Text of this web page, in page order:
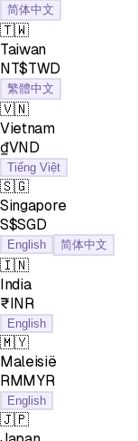
简体中文
🇹🇼
Taiwan
NT$TWD
繁體中文
🇻🇳
Vietnam
₫VND
Tiếng Việt
🇸🇬
Singapore
S$SGD
English 简体中文
🇮🇳
India
₹INR
English
🇲🇾
Maleisië
RMMYR
English
🇯🇵